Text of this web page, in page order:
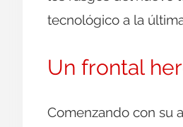
tecnológico a la
Un frontal
Comenzando con su